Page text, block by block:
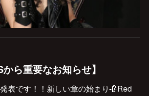
から重要なお知らせ】
表です！！新しい章の始まり🥀Red